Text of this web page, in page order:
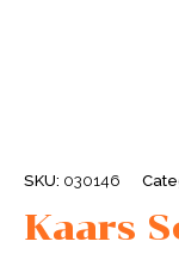
SKU: 030146
Kaars